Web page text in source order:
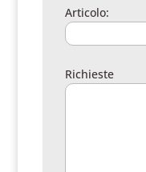
Articolo:
Richieste